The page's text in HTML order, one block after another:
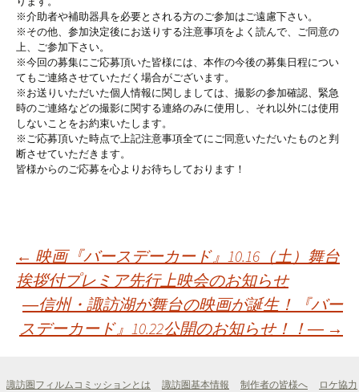
※介助者や補助器具を必要とされる方のご参加はご遠慮下さい。
※その他、参加決定後にお送りする注意事項をよく読んで、ご同意の
上、ご参加下さい。
※今回の募集にご応募頂いた皆様には、本作の今後の募集日程につい
てもご連絡させていただく場合がございます。
※お送りいただいた個人情報に関しましては、撮影の参加確認、緊急
時のご連絡などの撮影に関する連絡のみに使用し、それ以外には使用
しないことをお約束いたします。
※ご応募頂いた時点で上記注意事項全てにご同意いただいたものと判
断させていただきます。
皆様からのご応募を心よりお待ちしております！
投
稿
ナ
← 映画『バースデーカード』10.16（土）舞台
挨拶付プレミア先行上映会のお知らせ
―信州・諏訪湖が舞台の映画が誕生！『バー
スデーカード』10.22公開のお知らせ！！― →
諏訪圏フィルムコミッションとは 諏訪圏基本情報 制作者の皆様へ ロケ協力